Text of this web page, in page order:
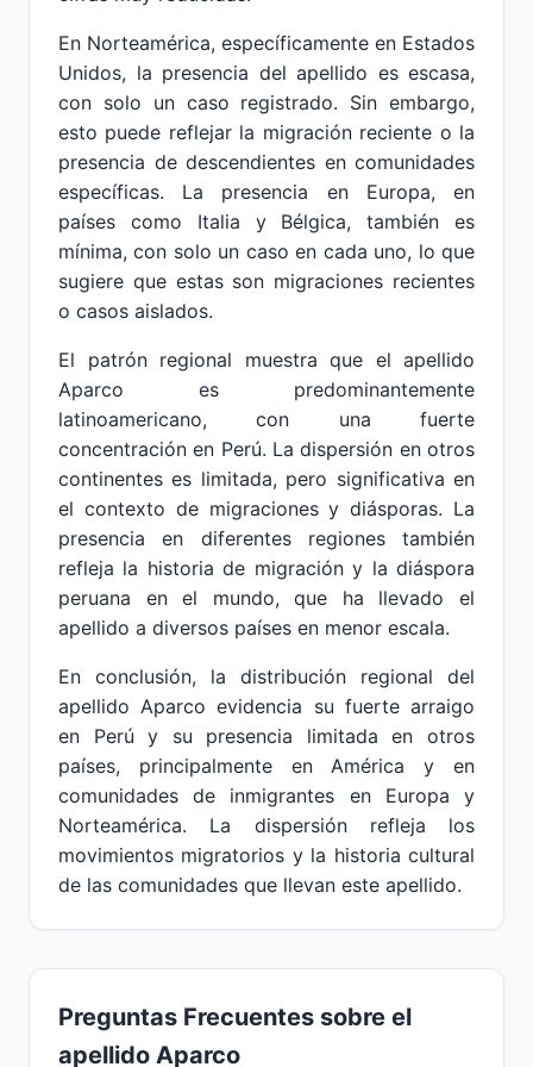
En Norteamérica, específicamente en Estados
Unidos, la presencia del apellido es escasa,
con solo un caso registrado. Sin embargo,
esto puede reflejar la migración reciente o la
presencia de descendientes en comunidades
específicas. La presencia en Europa, en
países como Italia y Bélgica, también es
mínima, con solo un caso en cada uno, lo que
sugiere que estas son migraciones recientes
o casos aislados.
El patrón regional muestra que el apellido
Aparco es predominantemente
latinoamericano, con una fuerte
concentración en Perú. La dispersión en otros
continentes es limitada, pero significativa en
el contexto de migraciones y diásporas. La
presencia en diferentes regiones también
refleja la historia de migración y la diáspora
peruana en el mundo, que ha llevado el
apellido a diversos países en menor escala.
En conclusión, la distribución regional del
apellido Aparco evidencia su fuerte arraigo
en Perú y su presencia limitada en otros
países, principalmente en América y en
comunidades de inmigrantes en Europa y
Norteamérica. La dispersión refleja los
movimientos migratorios y la historia cultural
de las comunidades que llevan este apellido.
Preguntas Frecuentes sobre el
apellido Aparco